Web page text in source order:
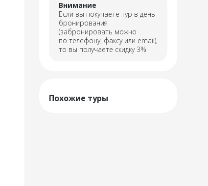
Внимание
Если вы покупаете тур в день
бронирования
(забронировать можно
по телефону, факсу или email),
то вы получаете скидку 3%
Похожие туры